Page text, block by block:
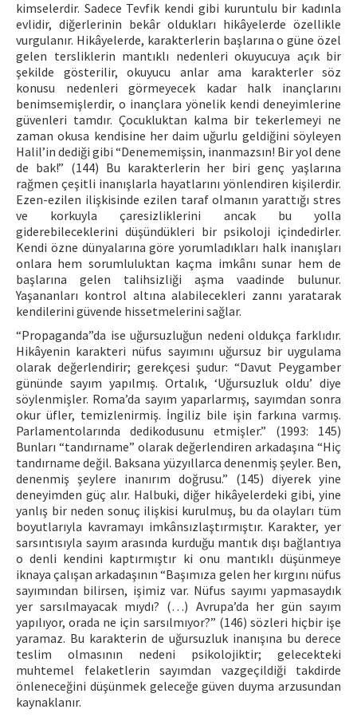
kimselerdir. Sadece Tevfik kendi gibi kuruntulu bir kadınla
evlidir, diğerlerinin bekâr oldukları hikâyelerde özellikle
vurgulanır. Hikâyelerde, karakterlerin başlarına o güne özel
gelen tersliklerin mantıklı nedenleri okuyucuya açık bir
şekilde gösterilir, okuyucu anlar ama karakterler söz
konusu nedenleri görmeyecek kadar halk inançlarını
benimsemişlerdir, o inançlara yönelik kendi deneyimlerine
güvenleri tamdır. Çocukluktan kalma bir tekerlemeyi ne
zaman okusa kendisine her daim uğurlu geldiğini söyleyen
Halil’in dediği gibi “Denememişsin, inanmazsın! Bir yol dene
de bak!” (144) Bu karakterlerin her biri genç yaşlarına
rağmen çeşitli inanışlarla hayatlarını yönlendiren kişilerdir.
Ezen-ezilen ilişkisinde ezilen taraf olmanın yarattığı stres
ve korkuyla çaresizliklerini ancak bu yolla
giderebileceklerini düşündükleri bir psikoloji içindedirler.
Kendi özne dünyalarına göre yorumladıkları halk inanışları
onlara hem sorumluluktan kaçma imkânı sunar hem de
başlarına gelen talihsizliği aşma vaadinde bulunur.
Yaşananları kontrol altına alabilecekleri zannı yaratarak
kendilerini güvende hissetmelerini sağlar.
“Propaganda”da ise uğursuzluğun nedeni oldukça farklıdır.
Hikâyenin karakteri nüfus sayımını uğursuz bir uygulama
olarak değerlendirir; gerekçesi şudur: “Davut Peygamber
gününde sayım yapılmış. Ortalık, ‘Uğursuzluk oldu’ diye
söylenmişler. Roma’da sayım yaparlarmış, sayımdan sonra
okur üfler, temizlenirmiş. İngiliz bile işin farkına varmış.
Parlamentolarında dedikodusunu etmişler.” (1993: 145)
Bunları “tandırname” olarak değerlendiren arkadaşına “Hiç
tandırname değil. Baksana yüzyıllarca denenmiş şeyler. Ben,
denenmiş şeylere inanırım doğrusu.” (145) diyerek yine
deneyimden güç alır. Halbuki, diğer hikâyelerdeki gibi, yine
yanlış bir neden sonuç ilişkisi kurulmuş, bu da olayları tüm
boyutlarıyla kavramayı imkânsızlaştırmıştır. Karakter, yer
sarsıntısıyla sayım arasında kurduğu mantık dışı bağlantıya
o denli kendini kaptırmıştır ki onu mantıklı düşünmeye
iknaya çalışan arkadaşının “Başımıza gelen her kırgını nüfus
sayımından bilirsen, işimiz var. Nüfus sayımı yapmasaydık
yer sarsılmayacak mıydı? (…) Avrupa’da her gün sayım
yapılıyor, orada ne için sarsılmıyor?” (146) sözleri hiçbir işe
yaramaz. Bu karakterin de uğursuzluk inanışına bu derece
teslim olmasının nedeni psikolojiktir; gelecekteki
muhtemel felaketlerin sayımdan vazgeçildiği takdirde
önleneceğini düşünmek geleceğe güven duyma arzusundan
kaynaklanır.